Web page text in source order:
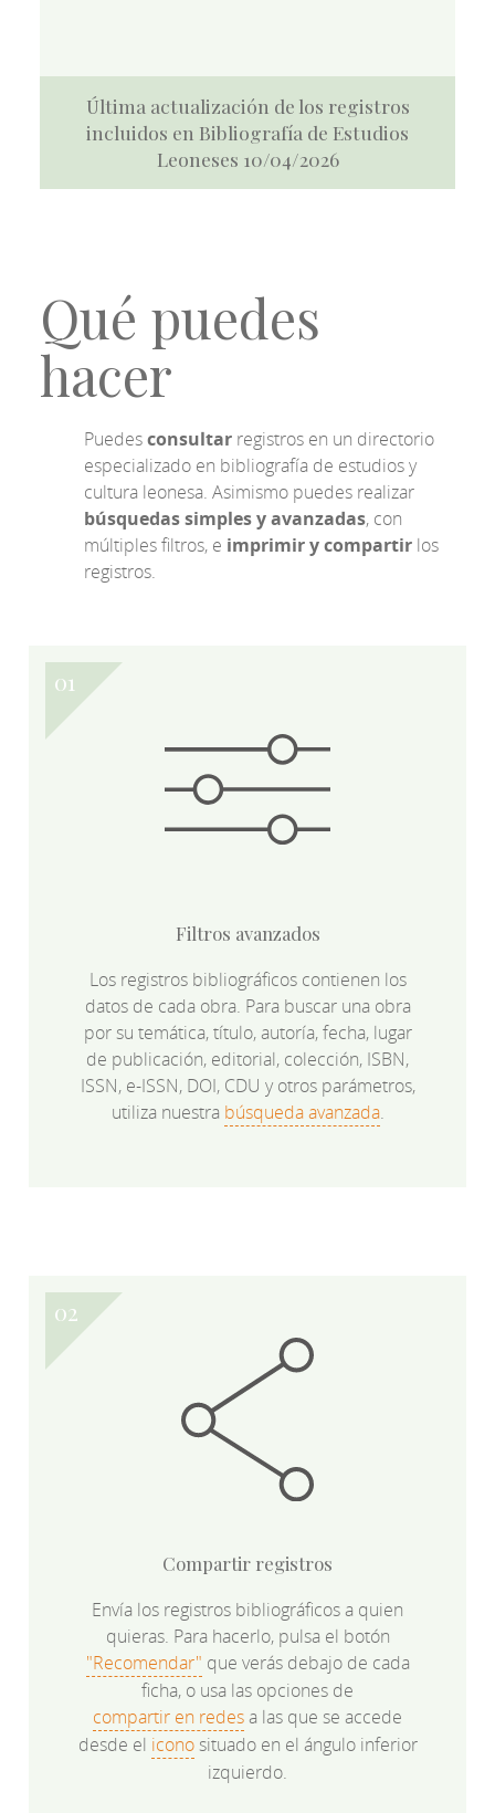
Última actualización de los registros
incluidos en Bibliografía de Estudios
Leoneses 10/04/2026
Qué puedes
hacer
Puedesconsultar registros en un directorio
especializado en bibliografía de estudios y
cultura leonesa. Asimismo puedes realizar
búsquedas simples y avanzadas, con
múltiples filtros, e imprimir y compartir los
registros.
Filtros avanzados
Los registros bibliográficos contienen los
datos de cada obra. Para buscar una obra
por su temática, título, autoría, fecha, lugar
de publicación, editorial, colección, ISBN,
ISSN, e-ISSN, DOI, CDU y otros parámetros,
utiliza nuestra búsqueda avanzada.
Compartir registros
Envía los registros bibliográficos a quien
quieras. Para hacerlo, pulsa el botón
"Recomendar" que verás debajo de cada
ficha, o usa las opciones de
compartir en redesa las que se accede
desde el iconosituado en el ángulo inferior
izquierdo.